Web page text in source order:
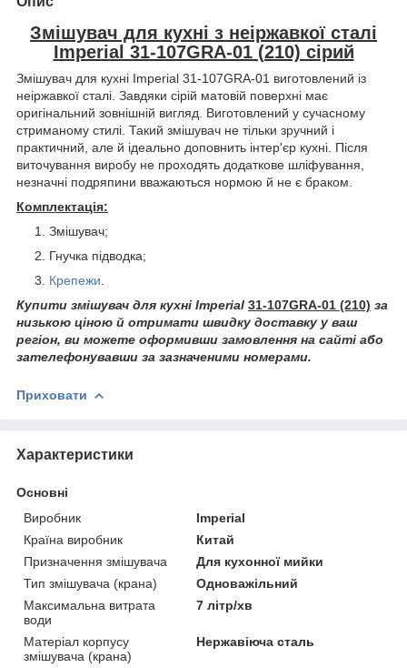
Змішувач для кухні з неіржавкої сталі
Imperial 31-107GRA-01 (210) сірий
Змішувач для кухні Imperial 31-107GRA-01 виготовлений із
неіржавкої сталі. Завдяки сірій матовій поверхні має
оригінальний зовнішній вигляд. Виготовлений у сучасному
стриманому стилі. Такий змішувач не тільки зручний і
практичний, але й ідеально доповнить інтер'єр кухні. Після
виточування виробу не проходять додаткове шліфування,
незначні подряпини вважаються нормою й не є браком.
Комплектація:
Змішувач;
Гнучка підводка;
Крепежи
Купити змішувач для кухні Imperial 31-107GRA-01 (210) за
низькою ціною й отримати швидку доставку у ваш
регіон, ви можете оформивши замовлення на сайті або
зателефонувавши за зазначеними номерами.
Приховати
Характеристики
Основні
Виробник
Imperial
Країна виробник
Китай
Призначення змішувача
Для кухонної мийки
Тип змішувача (крана)
Одноважільний
Максимальна витрата
води
7 літр/хв
Матеріал корпусу
змішувача (крана)
Нержавіюча сталь